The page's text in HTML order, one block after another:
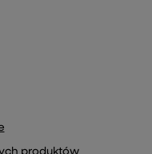
produktów